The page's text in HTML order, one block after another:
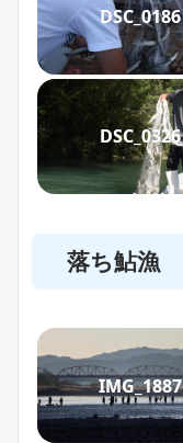
DSC_0186
DSC_0326
落ち鮎漁
IMG_1887